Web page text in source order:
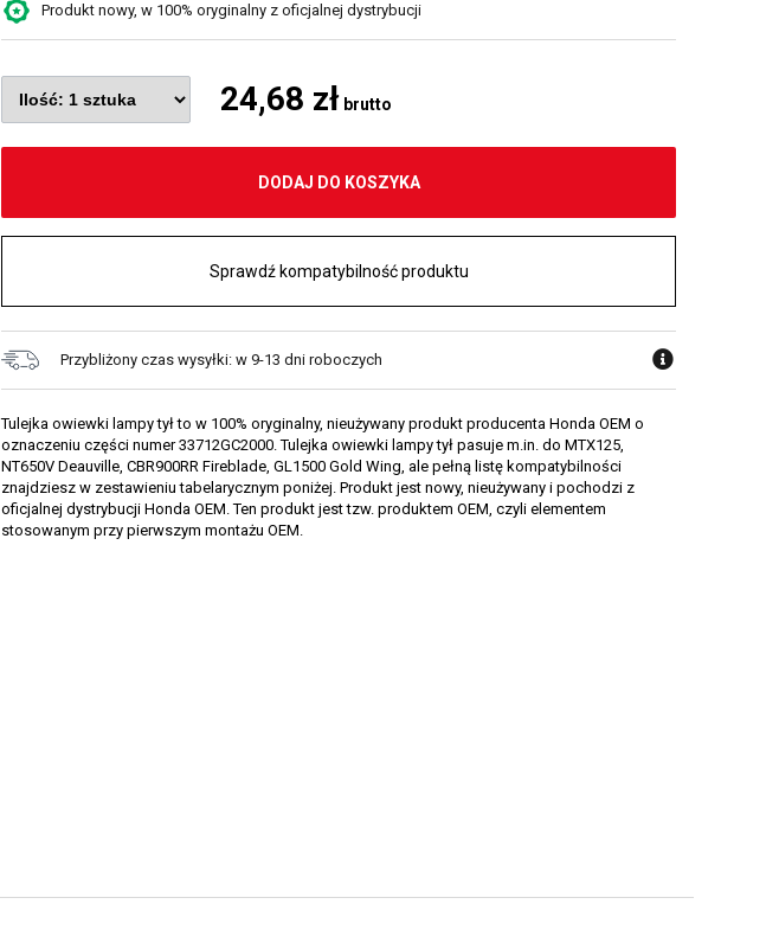
Produkt nowy, w 100% oryginalny z oficjalnej dystrybucji
24,68 zł brutto
DODAJ DO KOSZYKA
Sprawdź kompatybilność produktu
Przybliżony czas wysyłki: w 9-13 dni roboczych
Tulejka owiewki lampy tył to w 100% oryginalny, nieużywany produkt producenta Honda OEM o
oznaczeniu części numer 33712GC2000. Tulejka owiewki lampy tył pasuje m.in. do MTX125,
NT650V Deauville, CBR900RR Fireblade, GL1500 Gold Wing, ale pełną listę kompatybilności
znajdziesz w zestawieniu tabelarycznym poniżej. Produkt jest nowy, nieużywany i pochodzi z
oficjalnej dystrybucji Honda OEM. Ten produkt jest tzw. produktem OEM, czyli elementem
stosowanym przy pierwszym montażu OEM.